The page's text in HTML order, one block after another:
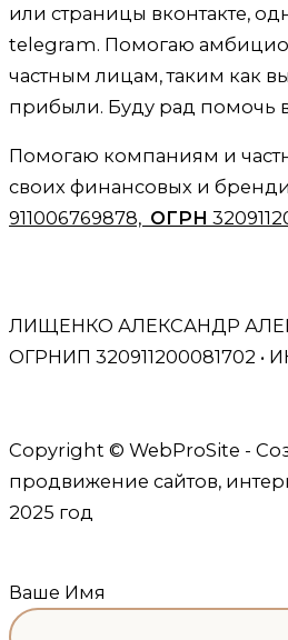
или страницы вконтакте,
telegram. Помогаю
частным лицам, таким как
прибыли. Буду рад помочь
Помогаю компаниям и
своих финансовых и
911006769878, ОГРН
ЛИЩЕНКО АЛЕКСАНДР
ОГРНИП 320911200081702 •
Copyright © WebProSite -
продвижение сайтов,
2025 год
Ваше Имя